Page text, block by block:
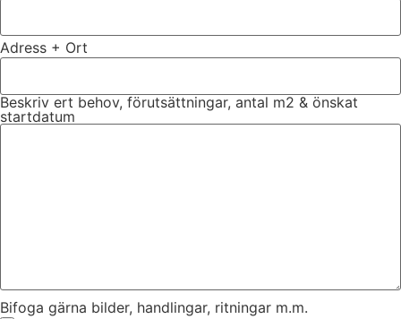
Adress + Ort
Beskriv ert behov, förutsättningar, antal m2 & önskat
startdatum
Bifoga gärna bilder, handlingar, ritningar m.m.